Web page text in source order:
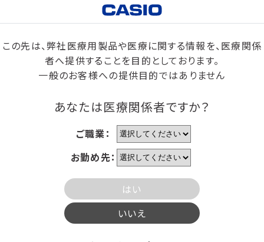
この先は、弊社医療用製品や医療に関する情報を、医療関係
者へ提供することを目的としております。
一般のお客様への提供目的ではありません
あなたは医療関係者ですか？
ご職業：
お勤め先：
はい
いいえ